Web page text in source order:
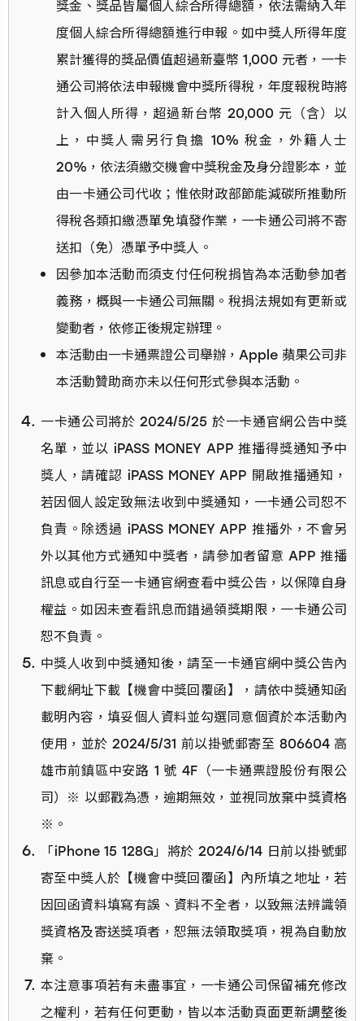
獎金、獎品皆屬個人綜合所得總額，依法需納入年
度個人綜合所得總額進行申報。如中獎人所得年度
累計獲得的獎品價值超過新臺幣 1,000 元者，一卡
通公司將依法申報機會中獎所得稅，年度報稅時將
計入個人所得，超過新台幣 20,000 元（含）以
上，中獎人需另行負擔 10% 稅金，外籍人士
20%，依法須繳交機會中獎稅金及身分證影本，並
由一卡通公司代收；惟依財政部節能減碳所推動所
得稅各類扣繳憑單免填發作業，一卡通公司將不寄
送扣（免）憑單予中獎人。
因參加本活動而須支付任何稅捐皆為本活動參加者
義務，概與一卡通公司無關。稅捐法規如有更新或
變動者，依修正後規定辦理。
本活動由一卡通票證公司舉辦，Apple 蘋果公司非
本活動贊助商亦未以任何形式參與本活動。
一卡通公司將於 2024/5/25 於一卡通官網公告中獎
名單，並以 iPASS MONEY APP 推播得獎通知予中
獎人，請確認 iPASS MONEY APP 開啟推播通知，
若因個人設定致無法收到中獎通知，一卡通公司恕不
負責。除透過 iPASS MONEY APP 推播外，不會另
外以其他方式通知中獎者，請參加者留意 APP 推播
訊息或自行至一卡通官網查看中獎公告，以保障自身
權益。如因未查看訊息而錯過領獎期限，一卡通公司
恕不負責。
中獎人收到中獎通知後，請至一卡通官網中獎公告內
下載網址下載【機會中獎回覆函】，請依中獎通知函
載明內容，填妥個人資料並勾選同意個資於本活動內
使用，並於 2024/5/31 前以掛號郵寄至 806604 高
雄市前鎮區中安路 1 號 4F（一卡通票證股份有限公
司）※ 以郵戳為憑，逾期無效，並視同放棄中獎資格
※。
「iPhone 15 128G」將於 2024/6/14 日前以掛號郵
寄至中獎人於【機會中獎回覆函】內所填之地址，若
因回函資料填寫有誤、資料不全者，以致無法辨識領
獎資格及寄送獎項者，恕無法領取獎項，視為自動放
棄。
本注意事項若有未盡事宜，一卡通公司保留補充修改
之權利，若有任何更動，皆以本活動頁面更新調整後